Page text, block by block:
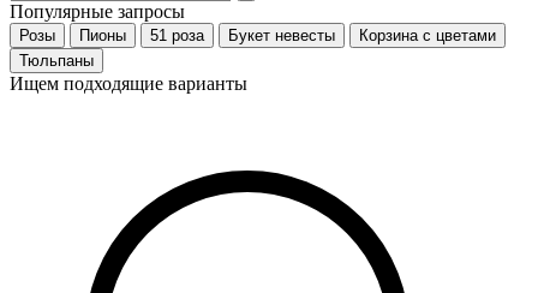
Популярные запросы
Розы Пионы 51 роза Букет невесты
Корзина с цветами
Тюльпаны
Ищем подходящие варианты